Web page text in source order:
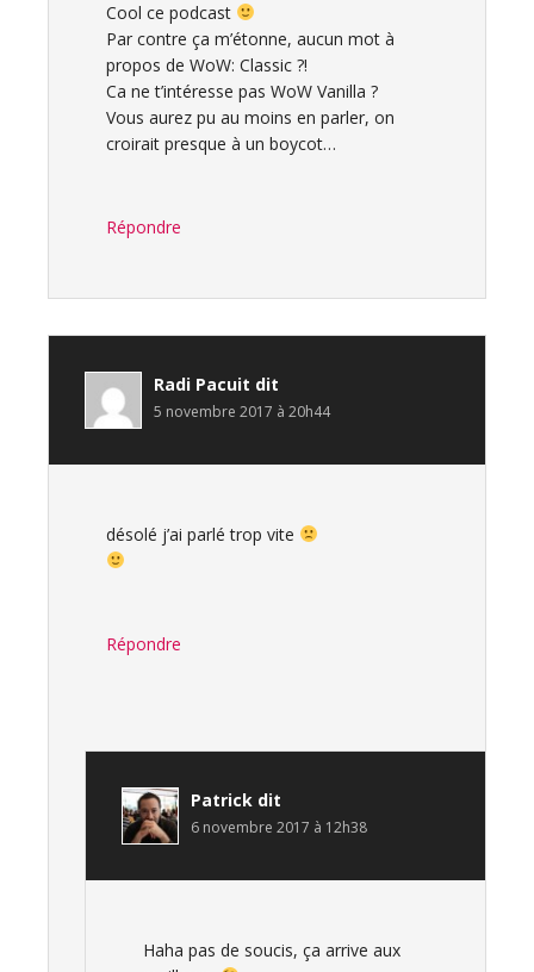
Cool ce podcast
Par contre ça m’étonne, aucun mot à
propos de WoW: Classic ?!
Ca ne t’intéresse pas WoW Vanilla ?
Vous aurez pu au moins en parler, on
croirait presque à un boycot…
Répondre
Radi Pacuit dit
5 novembre 2017 à 20h44
désolé j’ai parlé trop vite
Répondre
Patrick dit
6 novembre 2017 à 12h38
Haha pas de soucis, ça arrive aux